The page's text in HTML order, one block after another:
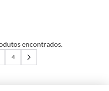
encontrados.
4